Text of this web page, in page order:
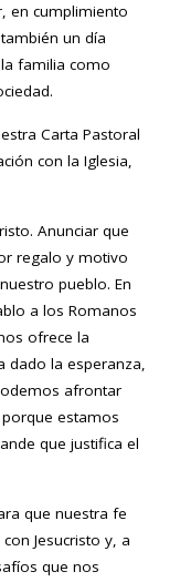
en cumplimiento
un día
familia como
Carta Pastoral
con la Iglesia,
Anunciar que
regalo y motivo
pueblo. En
a los Romanos
ofrece la
dado la esperanza,
afrontar
estamos
que justifica el
que nuestra fe
Jesucristo y, a
que nos